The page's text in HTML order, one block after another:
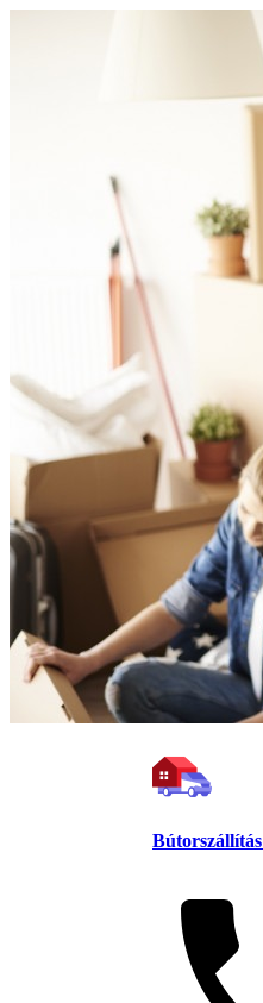
Bútorszállítás